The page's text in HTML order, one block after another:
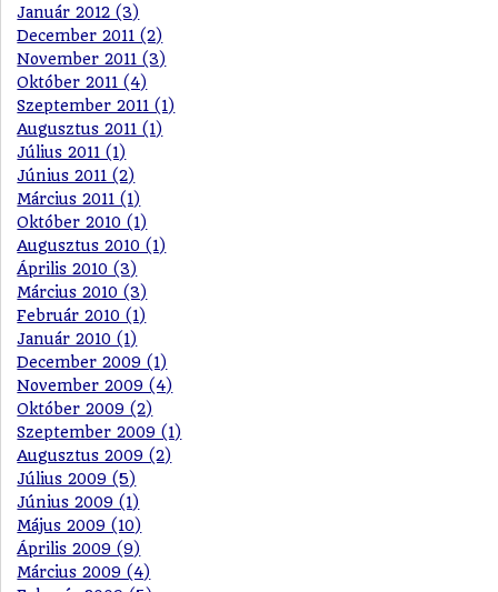
Január 2012 (3)
December 2011 (2)
November 2011 (3)
Október 2011 (4)
Szeptember 2011 (1)
Augusztus 2011 (1)
Július 2011 (1)
Június 2011 (2)
Március 2011 (1)
Október 2010 (1)
Augusztus 2010 (1)
Április 2010 (3)
Március 2010 (3)
Február 2010 (1)
Január 2010 (1)
December 2009 (1)
November 2009 (4)
Október 2009 (2)
Szeptember 2009 (1)
Augusztus 2009 (2)
Július 2009 (5)
Június 2009 (1)
Május 2009 (10)
Április 2009 (9)
Március 2009 (4)